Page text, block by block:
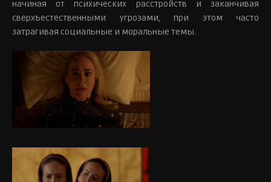
начиная от психических расстройств и заканчивая
сверхъестественными угрозами, при этом часто
затрагивая социальные и моральные темы.